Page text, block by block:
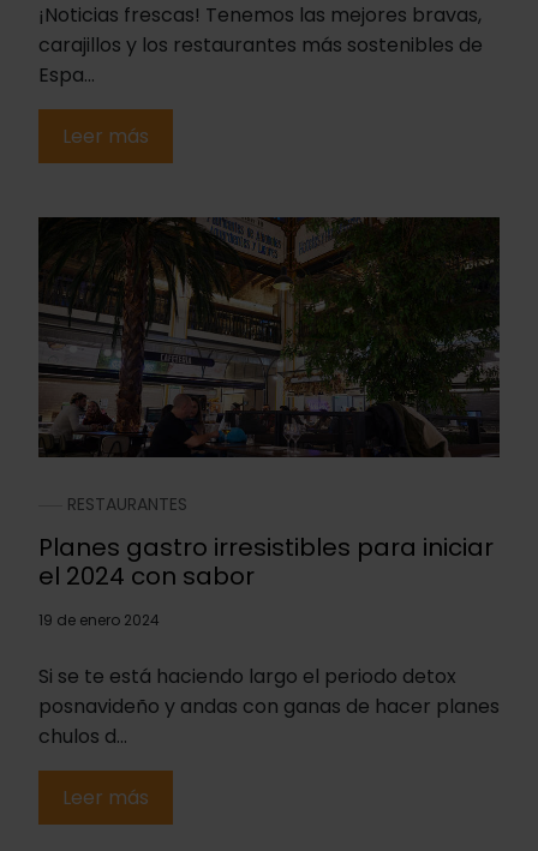
¡Noticias frescas! Tenemos las mejores bravas,
carajillos y los restaurantes más sostenibles de
Espa...
Leer más
RESTAURANTES
Planes gastro irresistibles para iniciar
el 2024 con sabor
19 de enero 2024
Si se te está haciendo largo el periodo detox
posnavideño y andas con ganas de hacer planes
chulos d...
Leer más